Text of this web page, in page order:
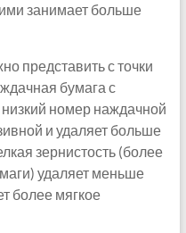
занимает больше
представить с точки
бумага с
номер наждачной
и удаляет больше
зернистость (более
удаляет меньше
более мягкое